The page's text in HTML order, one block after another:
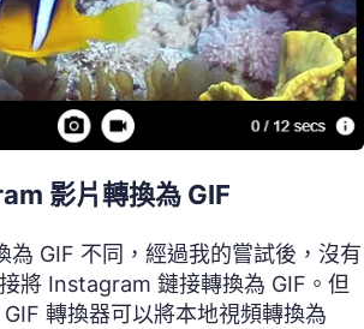
影片轉換為 GIF
為 GIF 不同，經過我的嘗試後，沒有
將 Instagram 鏈接轉換為 GIF。但
轉換器可以將本地視頻轉換為